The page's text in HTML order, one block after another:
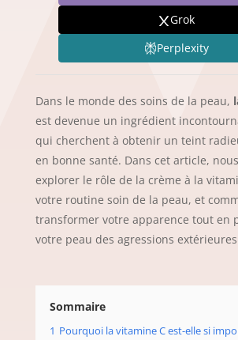
Grok
Perplexity
Dans le monde des soins de la peau,
est devenue un ingrédient
qui cherchent à obtenir un teint
en bonne santé. Dans cet article,
explorer le rôle de la crème à la
votre routine soin de la peau, et
transformer votre apparence tout en
votre peau des agressions
Sommaire
1 Pourquoi la vitamine C est-elle si